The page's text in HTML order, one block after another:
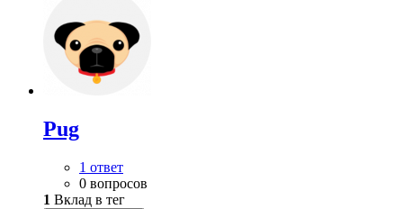
Pug
1 ответ
0 вопросов
1 Вклад в тег